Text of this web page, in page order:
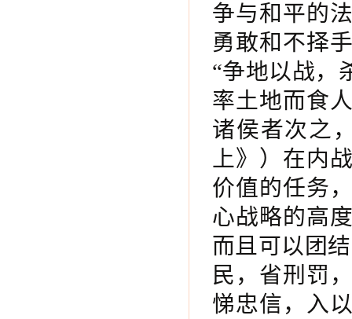
争与和平的
勇敢和不择
“争地以战，
率土地而食
诸侯者次之
上》）在内
价值的任务
心战略的高
而且可以团
民，省刑罚
悌忠信，入